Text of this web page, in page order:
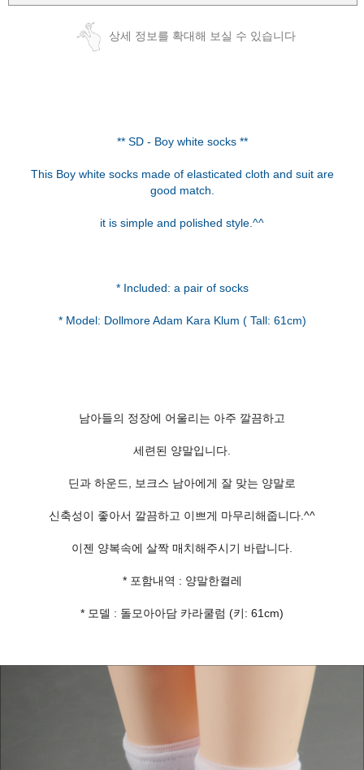
상세 정보를 확대해 보실 수 있습니다
** SD - Boy white socks **
This Boy white socks made of elasticated cloth and suit are
good match.
it is simple and polished style.^^
* Included: a pair of socks
남아들의 정장에 어울리는 아주 깔끔하고
세련된 양말입니다.
딘과 하운드, 보크스 남아에게 잘 맞는 양말로
신축성이 좋아서 깔끔하고 이쁘게 마무리해줍니다.^^
이젠 양복속에 살짝 매치해주시기 바랍니다.
* 포함내역 : 양말한켤레
* 모델 : 돌모아아담 카라쿨럼 (키: 61cm)